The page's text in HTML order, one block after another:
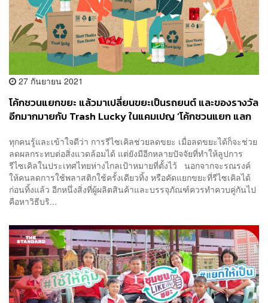
27 กันยายน 2021
โค้กชวนแยกขยะ แล้วมาเปลี่ยนขยะเป็นรถยนต์ และของรางวัล
อีกมากมายกับ Trash Lucky ในแคมเปญ ‘โค้กชวนแยก แลก
ทุกคนรู้และเข้าใจดีว่า การรีไซเคิลช่วยลดขยะ เมื่อลดขยะได้ก็จะช่วย
ลดผลกระทบต่อสิ่งแวดล้อมได้ แต่ยังมีอีกหลายปัจจัยที่ทำให้ลูปการ
รีไซเคิลในประเทศไทยห่างไกลเป้าหมายที่ตั้งไว้ นอกจากจะรณรงค์
ให้คนลดการใช้พลาสติกใช้ครั้งเดียวทิ้ง หรือคัดแยกขยะที่รีไซเคิลได้
ก่อนทิ้งแล้ว อีกหนึ่งสิ่งที่ผู้ผลิตสินค้าและบรรจุภัณฑ์ควรทำควบคู่กันไป
คือหาวิธีบริ...